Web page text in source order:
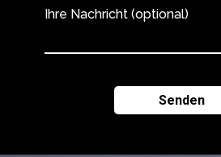
Ihre Nachricht (optional)